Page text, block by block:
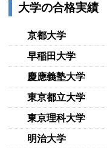
大学の合格実績
京都大学
早稲田大学
慶應義塾大学
東京都立大学
東京理科大学
明治大学